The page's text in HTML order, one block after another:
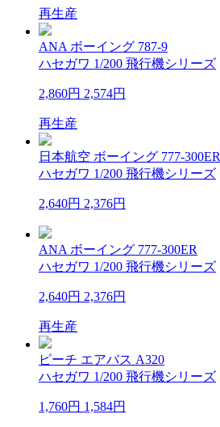
再生産
ANA ボーイング 787-9
ハセガワ 1/200 飛行機シリーズ
2,860円 2,574円
再生産
日本航空 ボーイング 777-300ER
ハセガワ 1/200 飛行機シリーズ
2,640円 2,376円
ANA ボーイング 777-300ER
ハセガワ 1/200 飛行機シリーズ
2,640円 2,376円
再生産
ピーチ エアバス A320
ハセガワ 1/200 飛行機シリーズ
1,760円 1,584円